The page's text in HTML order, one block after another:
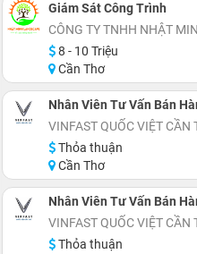
Giám Sát Công Trình
CÔNG TY TNHH NHẬT
8 - 10 Triệu
Cần Thơ
Nhân Viên Tư Vấn Bán
VINFAST QUỐC VIỆT CẦN
Thỏa thuận
Cần Thơ
Nhân Viên Tư Vấn Bán
VINFAST QUỐC VIỆT CẦN
Thỏa thuận